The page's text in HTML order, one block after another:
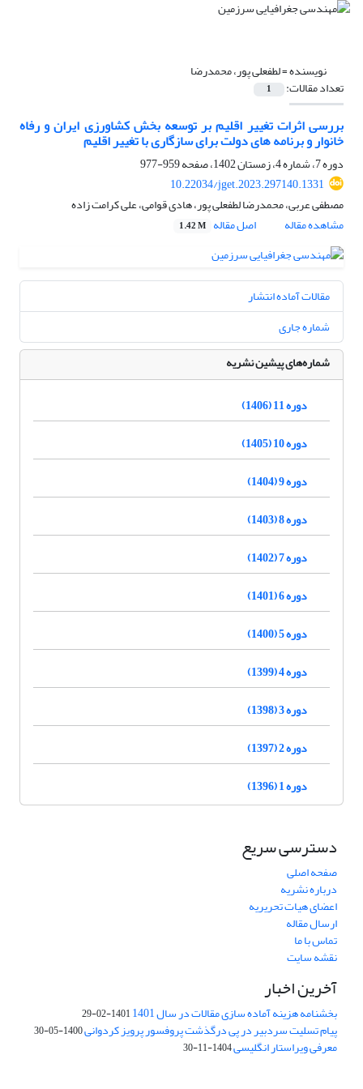
نویسنده =لطفعلی پور، محمدرضا
تعداد مقالات: 1
بررسی اثرات تغییر اقلیم بر توسعه بخش کشاورزی ایران و رفاه
خانوار و برنامه های دولت برای سازگاری با تغییر اقلیم
دوره 7، شماره 4، زمستان 1402، صفحه
959-977
10.22034/jget.2023.297140.1331
مصطفی عربی، محمدرضا لطفعلی پور، هادی قوامی، علی کرامت زاده
مشاهده مقاله
اصل مقاله 1.42 M
مقالات آماده انتشار
شماره جاری
شماره‌های پیشین نشریه
دوره 11 (1406)
دوره 10 (1405)
دوره 9 (1404)
دوره 8 (1403)
دوره 7 (1402)
دوره 6 (1401)
دوره 5 (1400)
دوره 4 (1399)
دوره 3 (1398)
دوره 2 (1397)
دوره 1 (1396)
دسترسی سریع
صفحه اصلی
درباره نشریه
اعضای هیات تحریریه
ارسال مقاله
تماس با ما
نقشه سایت
آخرین اخبار
بخشنامه هزینه آماده سازی مقالات در سال 1401 1401-02-29
پیام تسلیت سردبیر در پی درگذشت پروفسور پرویز کردوانی1400-05-30
معرفی ویراستار انگلیسی1404-11-30